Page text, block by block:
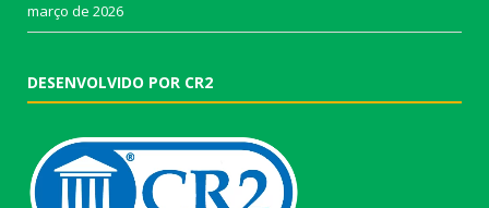
março de 2026
DESENVOLVIDO POR CR2